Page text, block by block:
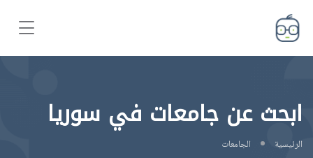
ابحث عن جامعات في سوريا
الرئيسية الجامعات